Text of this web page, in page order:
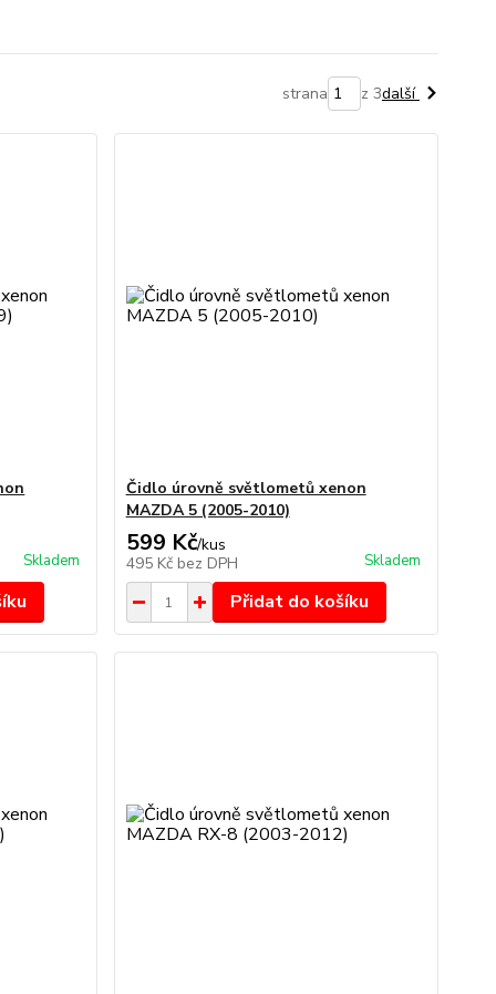
strana z 3další
Skladem
Čidlo úrovně světlometů xenon
MAZDA 5 (2005-2010)
599 Kč/kus
495 Kč bez DPH Skladem
Přidat do košíku